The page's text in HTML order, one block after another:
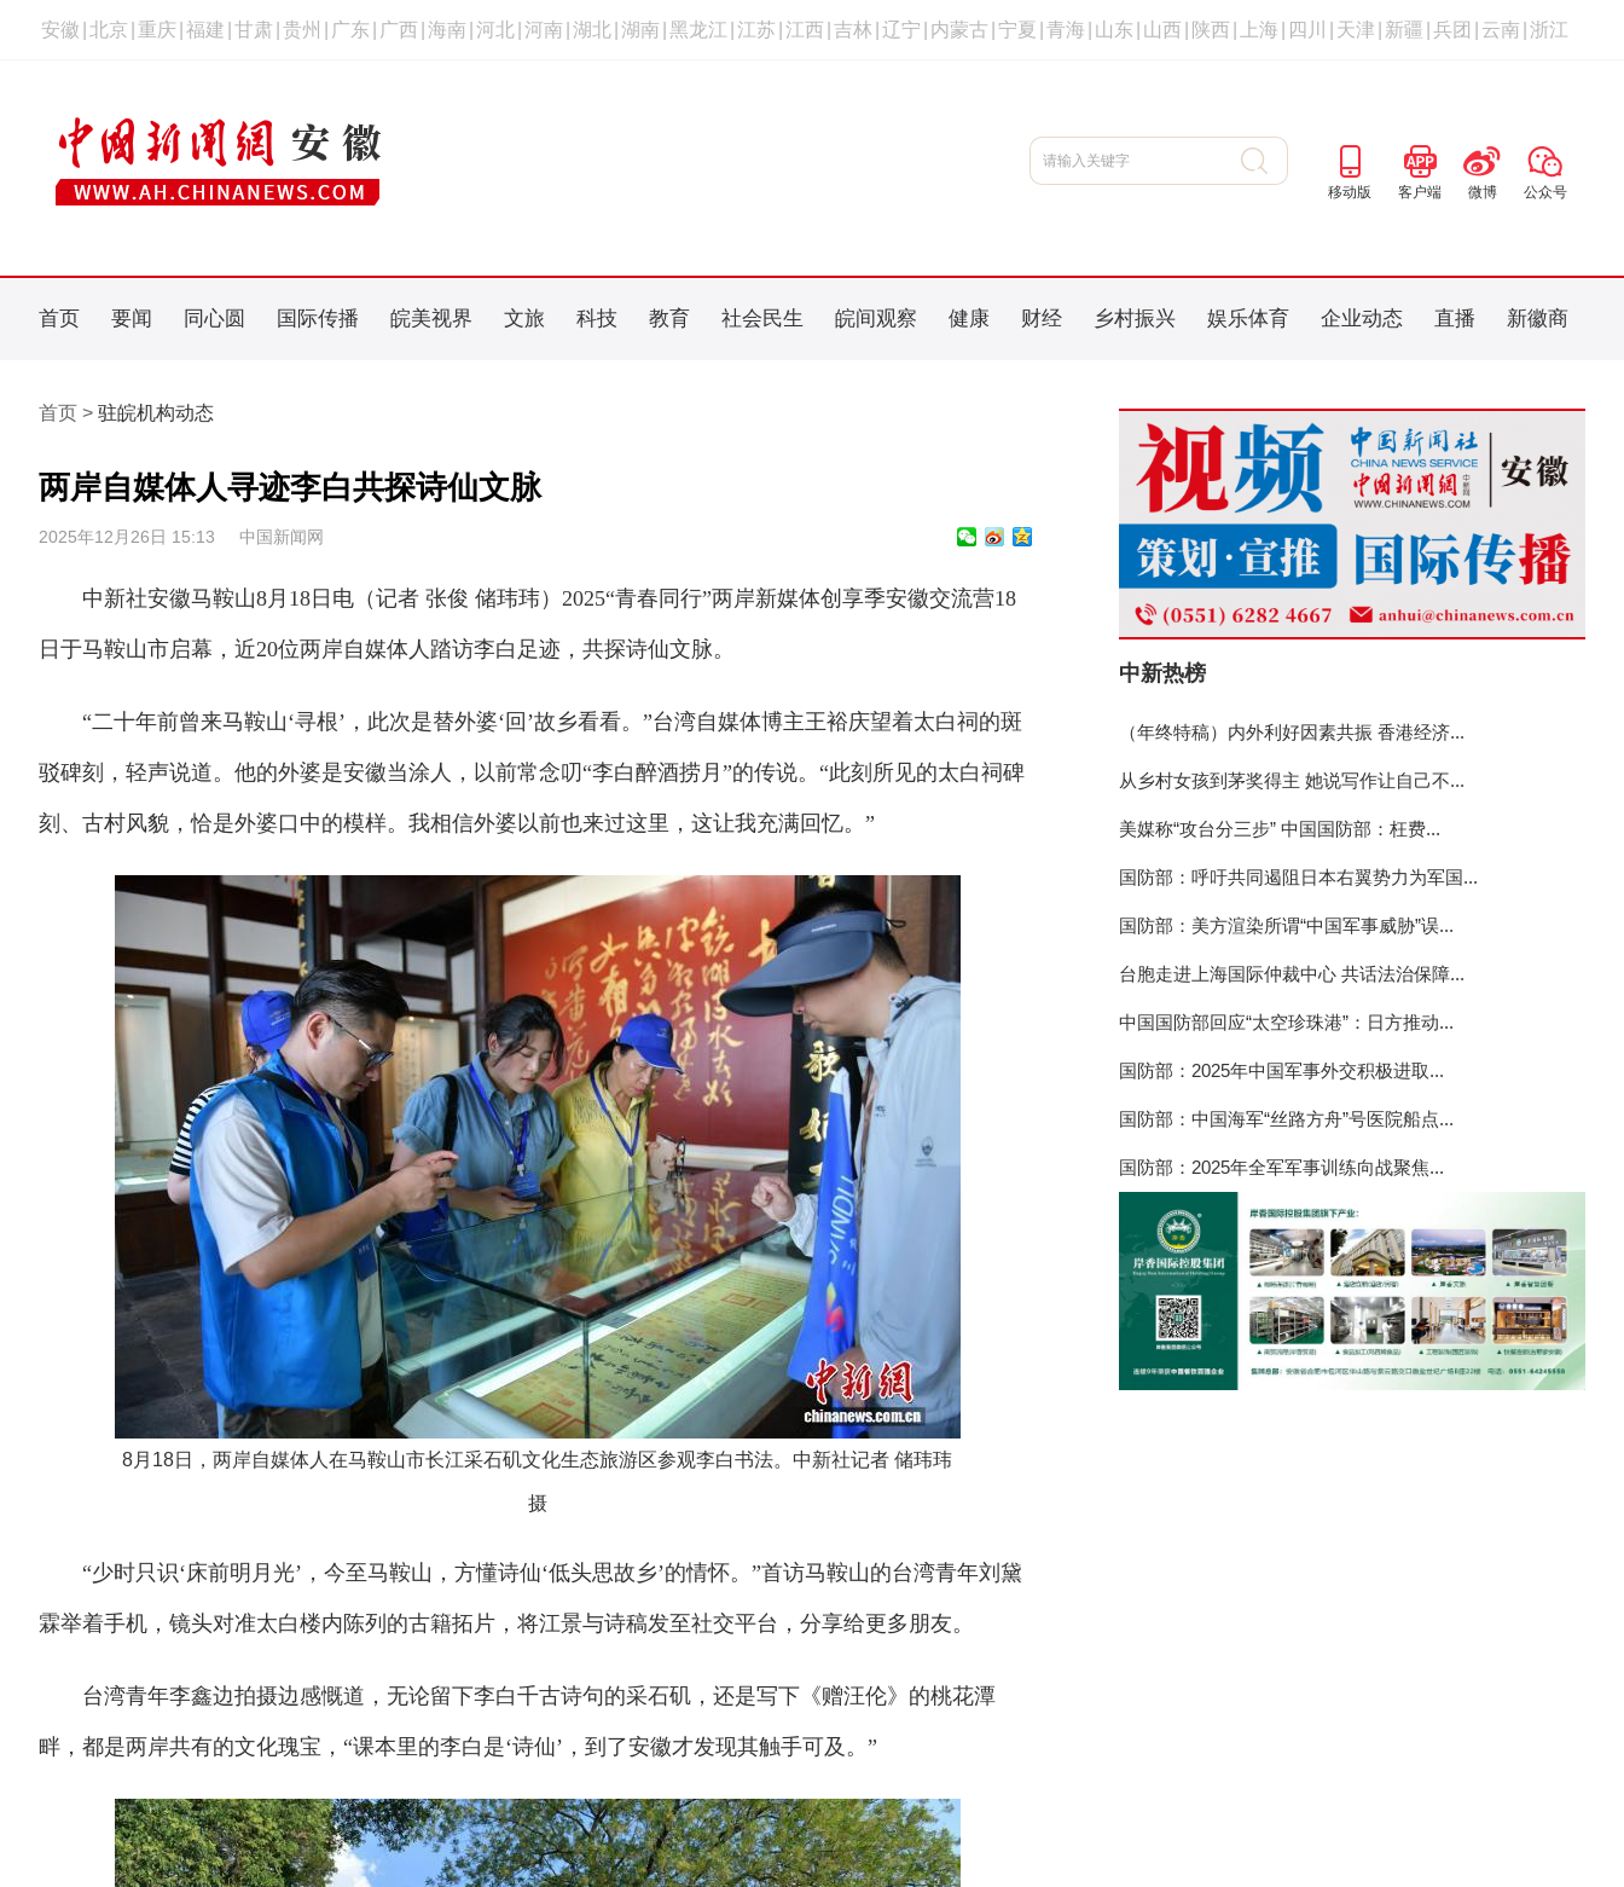
安徽 北京 重庆 福建 甘肃 贵州 广东 广西 海南 河北 河南 湖北 湖南 黑龙江 江苏 江西 吉林 辽宁 内蒙古 宁夏 青海 山东 山西 陕西 上海 四川 天津 新疆 兵团 云南 浙江
移动版 客户端 微博 公众号
首页 要闻 同心圆 国际传播 皖美视界 文旅 科技 教育 社会民生 皖间观察 健康 财经 乡村振兴 娱乐体育 企业动态 直播 新徽商
首页 > 驻皖机构动态
两岸自媒体人寻迹李白共探诗仙文脉
2025年12月26日 15:13 中国新闻网
中新社安徽马鞍山8月18日电（记者 张俊 储玮玮）2025“青春同行”两岸新媒体创享季安徽交流营18
日于马鞍山市启幕，近20位两岸自媒体人踏访李白足迹，共探诗仙文脉。
“二十年前曾来马鞍山‘寻根’，此次是替外婆‘回’故乡看看。”台湾自媒体博主王裕庆望着太白祠的斑
驳碑刻，轻声说道。他的外婆是安徽当涂人，以前常念叨“李白醉酒捞月”的传说。“此刻所见的太白祠碑
刻、古村风貌，恰是外婆口中的模样。我相信外婆以前也来过这里，这让我充满回忆。”
8月18日，两岸自媒体人在马鞍山市长江采石矶文化生态旅游区参观李白书法。中新社记者 储玮玮
摄
“少时只识‘床前明月光’，今至马鞍山，方懂诗仙‘低头思故乡’的情怀。”首访马鞍山的台湾青年刘黛
霖举着手机，镜头对准太白楼内陈列的古籍拓片，将江景与诗稿发至社交平台，分享给更多朋友。
台湾青年李鑫边拍摄边感慨道，无论留下李白千古诗句的采石矶，还是写下《赠汪伦》的桃花潭
畔，都是两岸共有的文化瑰宝，“课本里的李白是‘诗仙’，到了安徽才发现其触手可及。”
中新热榜
（年终特稿）内外利好因素共振 香港经济...
从乡村女孩到茅奖得主 她说写作让自己不...
美媒称“攻台分三步” 中国国防部：枉费...
国防部：呼吁共同遏阻日本右翼势力为军国...
国防部：美方渲染所谓“中国军事威胁”误...
台胞走进上海国际仲裁中心 共话法治保障...
中国国防部回应“太空珍珠港”：日方推动...
国防部：2025年中国军事外交积极进取...
国防部：中国海军“丝路方舟”号医院船点...
国防部：2025年全军军事训练向战聚焦...